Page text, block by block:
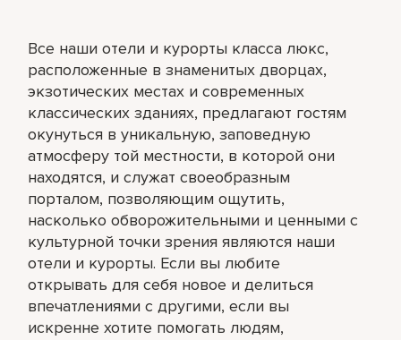
Все наши отели и курорты класса люкс,
расположенные в знаменитых дворцах,
экзотических местах и современных
классических зданиях, предлагают гостям
окунуться в уникальную, заповедную
атмосферу той местности, в которой они
находятся, и служат своеобразным
порталом, позволяющим ощутить,
насколько обворожительными и ценными с
культурной точки зрения являются наши
отели и курорты. Если вы любите
открывать для себя новое и делиться
впечатлениями с другими, если вы
искренне хотите помогать людям,